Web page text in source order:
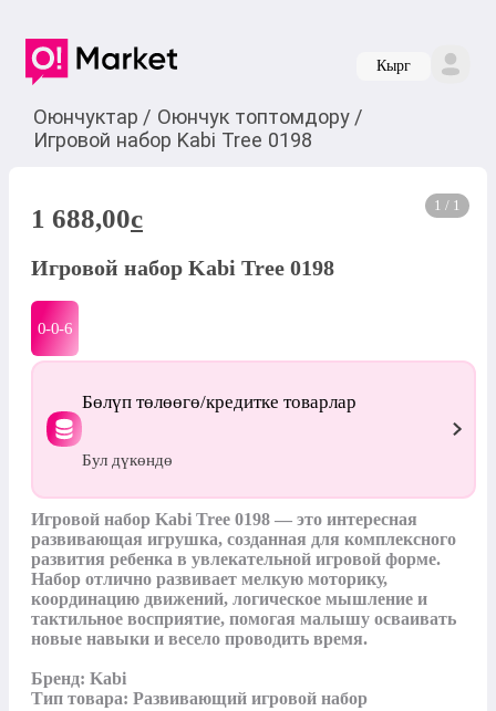
Кырг
Оюнчуктар / Оюнчук топтомдору /
Игровой набор Kabi Tree 0198
1 / 1
1 688,00c
Игровой набор Kabi Tree 0198
0-0-6
Бөлүп төлөөгө/кредитке товарлар
Бул дүкөндө
Игровой набор Kabi Tree 0198 — это интересная
развивающая игрушка, созданная для комплексного
развития ребенка в увлекательной игровой форме.
Набор отлично развивает мелкую моторику,
координацию движений, логическое мышление и
тактильное восприятие, помогая малышу осваивать
новые навыки и весело проводить время.
Бренд: Kabi
Тип товара: Развивающий игровой набор